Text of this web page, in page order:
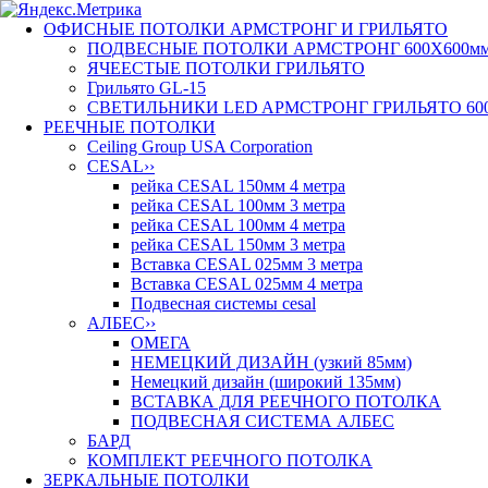
ОФИСНЫЕ ПОТОЛКИ АРМСТРОНГ И ГРИЛЬЯТО
ПОДВЕСНЫЕ ПОТОЛКИ АРМСТРОНГ
ЯЧЕЕСТЫЕ ПОТОЛКИ ГРИЛЬЯТО
Грильято GL-15
СВЕТИЛЬНИКИ LED AРМСТРОНГ ГРИЛЬЯТО
РЕЕЧНЫЕ ПОТОЛКИ
Ceiling Group USA Corporation
CESAL››
рейка CESAL 150мм 4 метра
рейка CESAL 100мм 3 метра
рейка CESAL 100мм 4 метра
рейка CESAL 150мм 3 метра
Вставка CESAL 025мм 3 метра
Вставка CESAL 025мм 4 метра
Подвесная системы cesal
АЛБЕС››
ОМЕГА
НЕМЕЦКИЙ ДИЗАЙН (узкий 85мм)
Немецкий дизайн (широкий 135мм)
ВСТАВКА ДЛЯ РЕЕЧНОГО ПОТОЛКА
ПОДВЕСНАЯ СИСТЕМА АЛБЕС
БАРД
КОМПЛЕКТ РЕЕЧНОГО ПОТОЛКА
ЗЕРКАЛЬНЫЕ ПОТОЛКИ